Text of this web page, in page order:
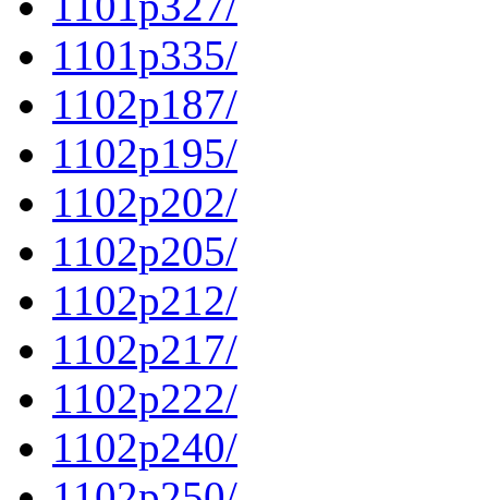
1101p335/
1102p187/
1102p195/
1102p202/
1102p205/
1102p212/
1102p217/
1102p222/
1102p240/